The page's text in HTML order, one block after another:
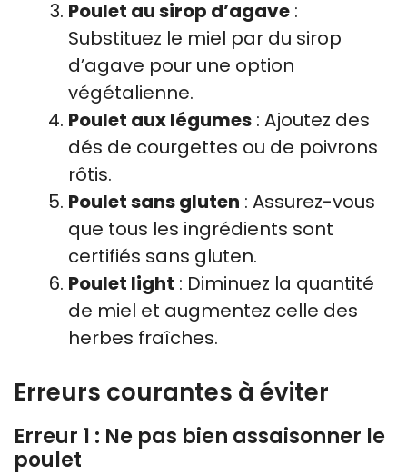
Poulet au sirop d’agave :
Substituez le miel par du sirop
d’agave pour une option
végétalienne.
Poulet aux légumes : Ajoutez des
dés de courgettes ou de poivrons
rôtis.
Poulet sans gluten : Assurez-vous
que tous les ingrédients sont
certifiés sans gluten.
Poulet light : Diminuez la quantité
de miel et augmentez celle des
herbes fraîches.
Erreurs courantes à éviter
Erreur 1 : Ne pas bien assaisonner le
poulet